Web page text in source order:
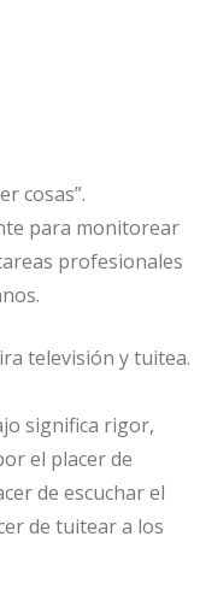
cosas”.
para monitorear
profesionales
televisión y tuitea.
significa rigor,
el placer de
de escuchar el
de tuitear a los